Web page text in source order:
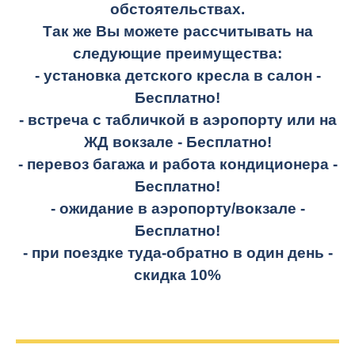
обстоятельствах.
Так же Вы можете рассчитывать на
следующие преимущества:
- установка детского кресла в салон -
Бесплатно!
- встреча с табличкой в аэропорту или на
ЖД вокзале - Бесплатно!
- перевоз багажа и работа кондиционера -
Бесплатно!
- ожидание в аэропорту/вокзале -
Бесплатно!
- при поездке туда-обратно в один день -
скидка 10%